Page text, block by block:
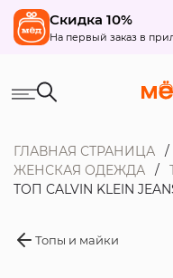
Скидка 10%
На первый заказ в
ГЛАВНАЯ СТРАНИЦА
ЖЕНСКАЯ ОДЕЖДА
ТОП CALVIN KLEIN
Топы и майки